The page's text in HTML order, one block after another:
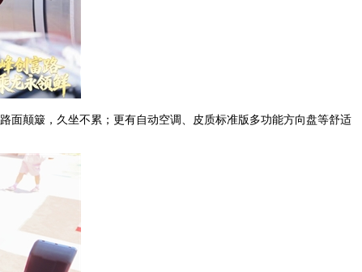
面颠簸，久坐不累；更有自动空调、皮质标准版多功能方向盘等舒适